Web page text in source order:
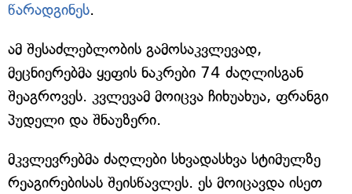
წარადგინეს.
ამ შესაძლებლობის გამოსაკვლევად,
მეცნიერებმა ყეფის ნაკრები 74 ძაღლისგან
შეაგროვეს. კვლევამ მოიცვა ჩიხუახუა, ფრანგი
პუდელი და შნაუზერი.
მკვლევრებმა ძაღლები სხვადასხვა სტიმულზე
რეაგირებისას შეისწავლეს. ეს მოიცავდა ისეთ